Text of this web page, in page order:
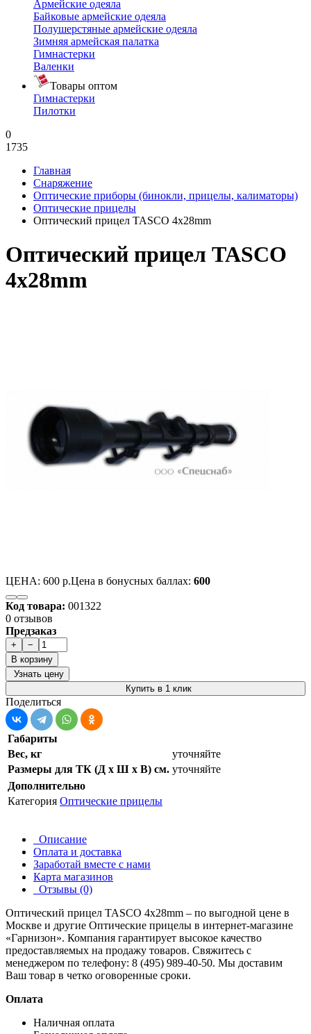
Армейские одеяла
Байковые армейские одеяла
Полушерстяные армейские одеяла
Зимняя армейская палатка
Гимнастерки
Валенки
Товары оптом
Гимнастерки
Пилотки
0
1735
Главная
Снаряжение
Оптические приборы (бинокли, прицелы, калиматоры)
Оптические прицелы
Оптический прицел TASCO 4х28mm
Оптический прицел TASCO
4х28mm
ЦЕНА: 600 р.Цена в бонусных баллах: 600
Код товара: 001322
0 отзывов
Предзаказ
+
−
В корзину
Узнать цену
Купить в 1 клик
Поделиться
Габариты
Вес, кг
уточняйте
Размеры для ТК (Д х Ш х В) см. уточняйте
Дополнительно
Категория Оптические прицелы
Описание
Оплата и доставка
Заработай вместе с нами
Карта магазинов
Отзывы (0)
Оптический прицел TASCO 4х28mm – по выгодной цене в
Москве и другие Оптические прицелы в интернет-магазине
«Гарнизон». Компания гарантирует высокое качество
предоставляемых на продажу товаров. Свяжитесь с
менеджером по телефону: 8 (495) 989-40-50. Мы доставим
Ваш товар в четко оговоренные сроки.
Оплата
Наличная оплата